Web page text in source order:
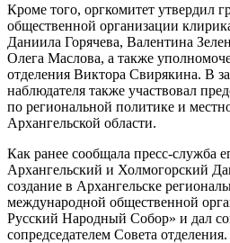
Кроме того, оргкомитет утвердил
общественной организации
Даниила Горячева, Валентина
Олега Маслова, а также
отделения Виктора Свирякина. В
наблюдателя также участвовал
по региональной политике и
Архангельской области.
Как ранее сообщала пресс-служба
Архангельский и Холмогорский
создание в Архангельске
международной общественной
Русский Народный Собор» и дал
сопредседателем Совета отделения.